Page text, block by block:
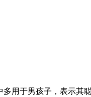
用于男孩子，表示